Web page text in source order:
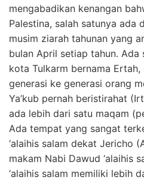
mengabadikan kenangan
Palestina, salah satunya ada
musim ziarah tahunan yang
bulan April setiap tahun.
kota Tulkarm bernama
generasi ke generasi orang
Ya’kub pernah beristirahat
ada lebih dari satu maqam
Ada tempat yang sangat
‘alaihis salam dekat Jericho
makam Nabi Dawud ‘alaihis
‘alaihis salam memiliki lebih